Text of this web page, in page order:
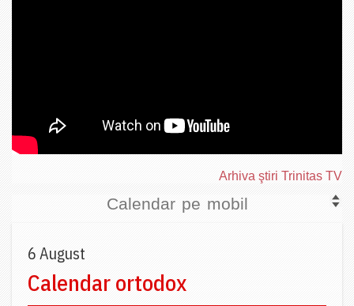
Arhiva ştiri Trinitas TV
Calendar pe mobil
6 August
Calendar ortodox